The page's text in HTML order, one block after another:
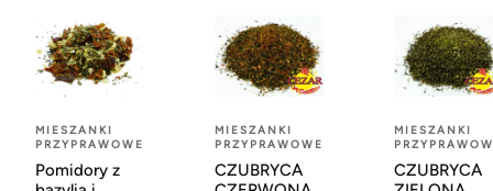
MIESZANKI
PRZYPRAWOWE
Pomidory z
MIESZANKI
PRZYPRAWOWE
CZUBRYCA
MIESZANKI
CZUBRYCA